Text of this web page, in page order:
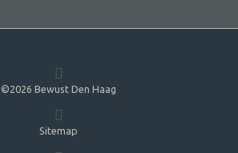
©2026 Bewust Den Haag
Sitemap